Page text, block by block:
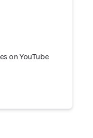
on YouTube